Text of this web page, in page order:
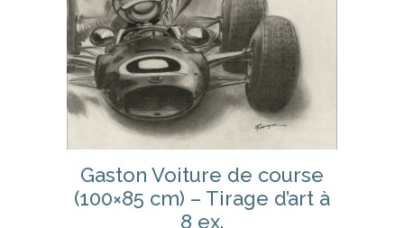
Gaston Voiture de course
(100×85 cm) – Tirage d’art à
8 ex.